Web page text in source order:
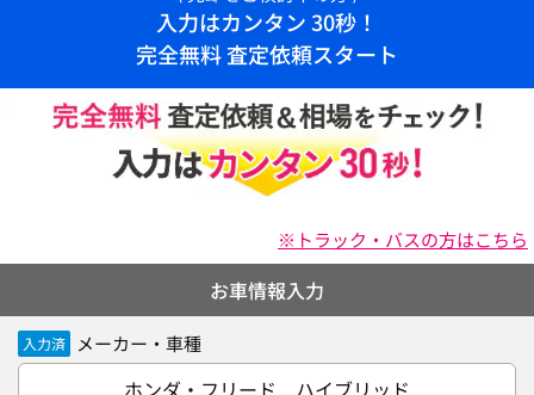
入力はカンタン 30秒！
完全無料 査定依頼スタート
※トラック・バスの方はこちら
お車情報入力
入力済 メーカー・車種
ホンダ・フリード ハイブリッド